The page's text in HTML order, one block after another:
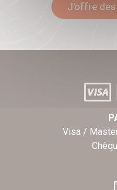
J'offre des
Visa /